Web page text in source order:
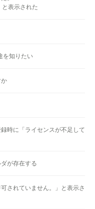
表示された
を知りたい
時に「ライセンスが不足して
が存在する
されていません。」と表示さ